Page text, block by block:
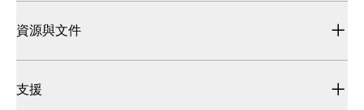
資源與文件
支援